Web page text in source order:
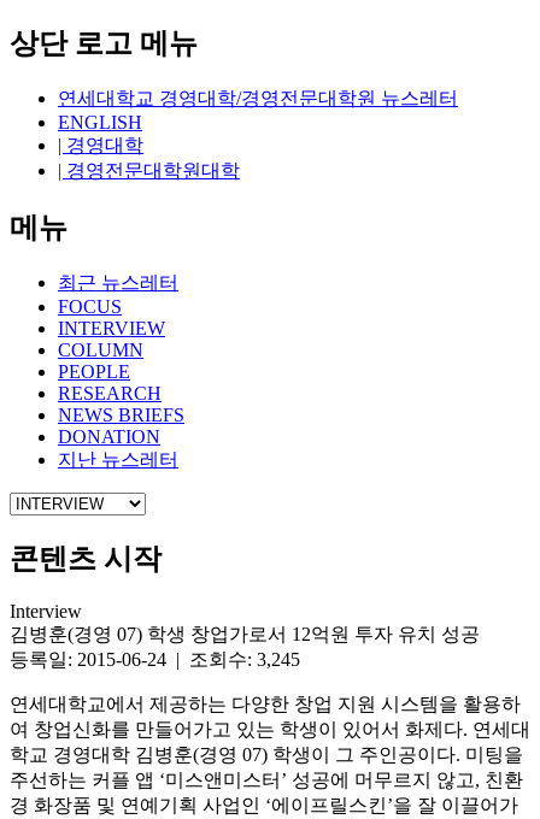
상단 로고 메뉴
연세대학교 경영대학/경영전문대학원 뉴스레터
ENGLISH
| 경영대학
| 경영전문대학원대학
메뉴
최근 뉴스레터
FOCUS
INTERVIEW
COLUMN
PEOPLE
RESEARCH
NEWS BRIEFS
DONATION
지난 뉴스레터
콘텐츠 시작
Interview
김병훈(경영 07) 학생 창업가로서 12억원 투자 유치 성공
등록일: 2015-06-24 | 조회수: 3,245
연세대학교에서 제공하는 다양한 창업 지원 시스템을 활용하
여 창업신화를 만들어가고 있는 학생이 있어서 화제다. 연세대
학교 경영대학 김병훈(경영 07) 학생이 그 주인공이다. 미팅을
주선하는 커플 앱 ‘미스앤미스터’ 성공에 머무르지 않고, 친환
경 화장품 및 연예기획 사업인 ‘에이프릴스킨’을 잘 이끌어가